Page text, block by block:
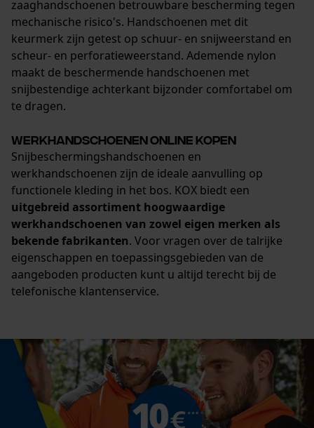
zaaghandschoenen betrouwbare bescherming tegen
mechanische risico's. Handschoenen met dit
keurmerk zijn getest op schuur- en snijweerstand en
scheur- en perforatieweerstand. Ademende nylon
maakt de beschermende handschoenen met
snijbestendige achterkant bijzonder comfortabel om
te dragen.
Werkhandschoenen online kopen
Snijbeschermingshandschoenen en
werkhandschoenen zijn de ideale aanvulling op
functionele kleding in het bos. KOX biedt een
uitgebreid assortiment hoogwaardige
werkhandschoenen van zowel eigen merken als
bekende fabrikanten. Voor vragen over de talrijke
eigenschappen en toepassingsgebieden van de
aangeboden producten kunt u altijd terecht bij de
telefonische klantenservice.